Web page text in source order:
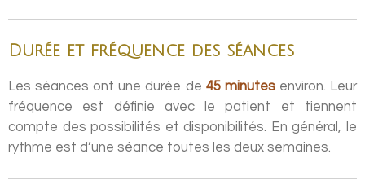
Durée et fréquence des séances
Les séances ont une durée de 45 minutesenviron. Leur
fréquence est définie avec le patient et tiennent
compte des possibilités et disponibilités. En général, le
rythme est d’une séance toutes les deux semaines.